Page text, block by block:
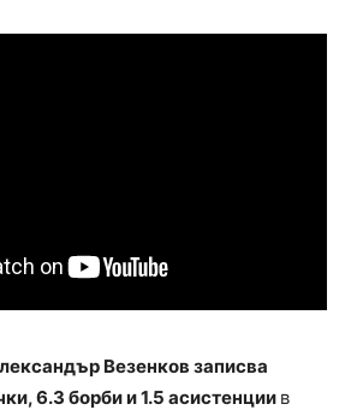
Везенков записва
6.3 борби и 1.5 асистенции в